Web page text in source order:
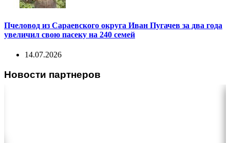
Пчеловод из Сараевского округа Иван Пугачев за два года
увеличил свою пасеку на 240 семей
14.07.2026
Новости партнеров